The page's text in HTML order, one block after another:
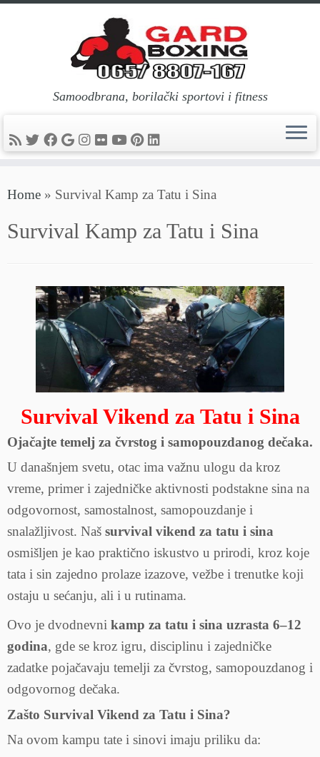
to
Samoodbrana, borilački sportovi i fitness
Home » Survival Kamp za Tatu i Sina
Survival Kamp za Tatu i Sina
Survival Vikend za Tatu i Sina
Ojačajte temelj za čvrstog i samopouzdanog dečaka.
U današnjem svetu, otac ima važnu ulogu da kroz
vreme, primer i zajedničke aktivnosti podstakne sina na
odgovornost, samostalnost, samopouzdanje i
snalažljivost. Naš survival vikend za tatu i sina
osmišljen je kao praktično iskustvo u prirodi, kroz koje
tata i sin zajedno prolaze izazove, vežbe i trenutke koji
ostaju u sećanju, ali i u rutinama.
Ovo je dvodnevni kamp za tatu i sina uzrasta 6–12
godina, gde se kroz igru, disciplinu i zajedničke
zadatke pojačavaju temelji za čvrstog, samopouzdanog i
odgovornog dečaka.
Zašto Survival Vikend za Tatu i Sina?
Na ovom kampu tate i sinovi imaju priliku da: